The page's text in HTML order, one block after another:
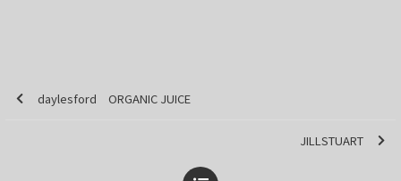
daylesford ORGANIC JUICE
JILLSTUART